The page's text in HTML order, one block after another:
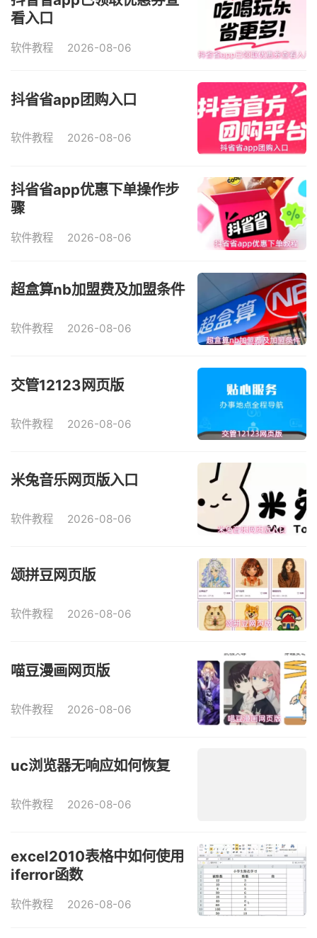
看入口
软件教程 2026-08-06
抖省省app团购入口
软件教程 2026-08-06
抖省省app优惠下单操作步
骤
软件教程 2026-08-06
超盒算nb加盟费及加盟条件
软件教程 2026-08-06
交管12123网页版
软件教程 2026-08-06
米兔音乐网页版入口
软件教程 2026-08-06
颂拼豆网页版
软件教程 2026-08-06
喵豆漫画网页版
软件教程 2026-08-06
uc浏览器无响应如何恢复
软件教程 2026-08-06
excel2010表格中如何使用
iferror函数
软件教程 2026-08-06